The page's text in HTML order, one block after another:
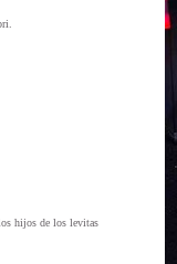
hijos de los levitas